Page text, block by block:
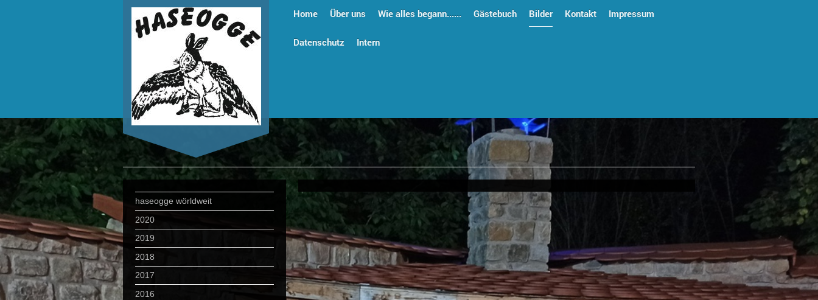
Home Über uns Wie alles begann...... Gästebuch Bilder Kontakt Impressum
Datenschutz Intern
haseogge wörldweit
2020
2019
2018
2017
2016